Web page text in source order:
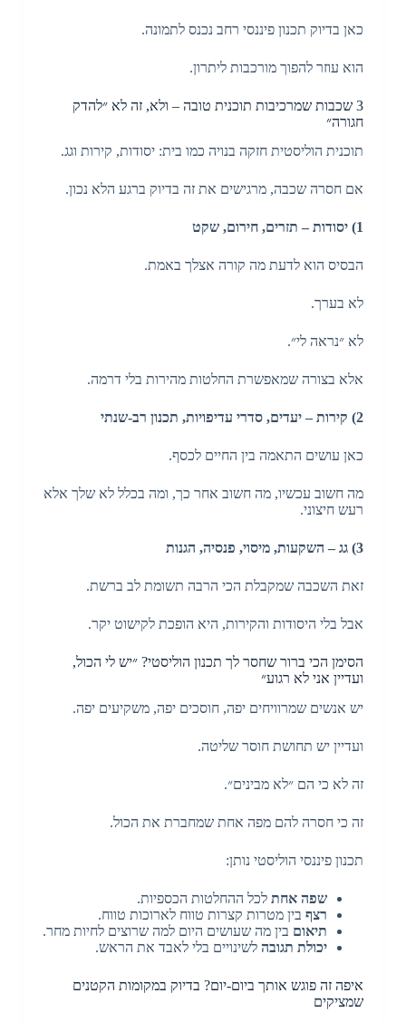
כאן בדיוק תכנון פיננסי רחב נכנס לתמונה.
הוא עוזר להפוך מורכבות ליתרון.
3 שכבות שמרכיבות תוכנית טובה – ולא, זה לא ״להדק
חגורה״
תוכנית הוליסטית חזקה בנויה כמו בית: יסודות, קירות וגג.
אם חסרה שכבה, מרגישים את זה בדיוק ברגע הלא נכון.
1) יסודות – תזרים, חירום, שקט
הבסיס הוא לדעת מה קורה אצלך באמת.
לא בערך.
לא ״נראה לי״.
אלא בצורה שמאפשרת החלטות מהירות בלי דרמה.
2) קירות – יעדים, סדרי עדיפויות, תכנון רב-שנתי
כאן עושים התאמה בין החיים לכסף.
מה חשוב עכשיו, מה חשוב אחר כך, ומה בכלל לא שלך אלא
רעש חיצוני.
3) גג – השקעות, מיסוי, פנסיה, הגנות
זאת השכבה שמקבלת הכי הרבה תשומת לב ברשת.
אבל בלי היסודות והקירות, היא הופכת לקישוט יקר.
הסימן הכי ברור שחסר לך תכנון הוליסטי? ״יש לי הכול,
ועדיין אני לא רגוע״
יש אנשים שמרוויחים יפה, חוסכים יפה, משקיעים יפה.
ועדיין יש תחושת חוסר שליטה.
זה לא כי הם ״לא מבינים״.
זה כי חסרה להם מפה אחת שמחברת את הכול.
תכנון פיננסי הוליסטי נותן:
שפה אחתלכל ההחלטות הכספיות.
רצףבין מטרות קצרות טווח לארוכות טווח.
תיאום בין מה שעושים היום למה שרוצים לחיות מחר.
יכולת תגובהלשינויים בלי לאבד את הראש.
איפה זה פוגש אותך ביום-יום? בדיוק במקומות הקטנים
שמציקים